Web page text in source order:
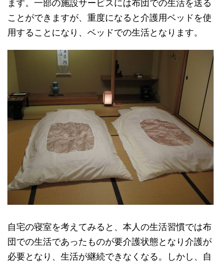
ます。一部の施設サービスには布団での生活を送る
ことができますが、重度になると介護用ベッドを使
用することになり、ベッドでの生活となります。
自宅の寝室を考えてみると、本人の生活習慣では布
団での生活であったものが要介護状態となり介護が
必要となり、生活が継続できなくなる。しかし、自